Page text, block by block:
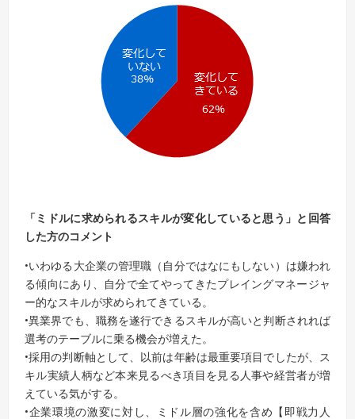
「ミドルに求められるスキルが変化していると思う」と回答
した方のコメント
•いわゆる大企業の管理職（自分ではなにもしない）は嫌われ
る傾向にあり、自分で全てやってきたプレイングマネージャ
ー的なスキルが求められてきている。
•異業界でも、職務を遂行できるスキルが高いと判断されれば
選考のテーブルに乗る機会が増えた。
•採用の判断軸として、以前は年齢は最重要項目でしたが、ス
キル実績人柄など本来見るべき項目を見る人事や経営者が増
えている気がする。
•企業環境の激変に対し、ミドル層の強化を含め【即戦力人